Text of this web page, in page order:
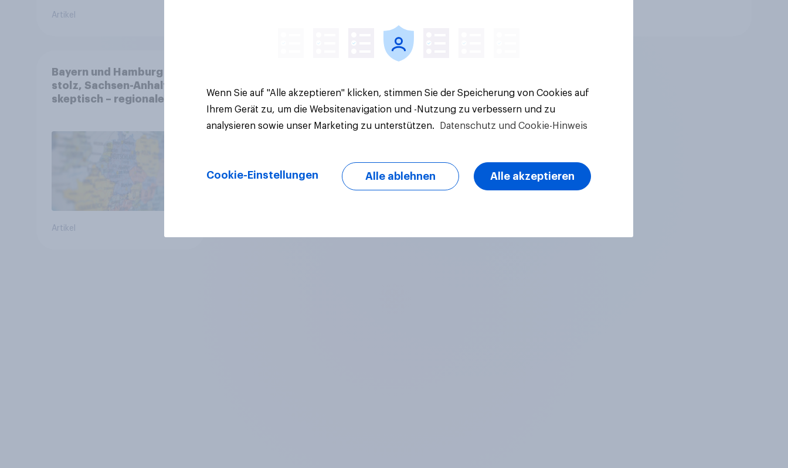
Artikel
Bayern und Hamburg
stolz, Sachsen-Anhalt
skeptisch – regionale
Europa im Osten am
Artikel
Wenn Sie auf "Alle akzeptieren" klicken, stimmen Sie der Speicherung von Cookies auf
Ihrem Gerät zu, um die Websitenavigation und -Nutzung zu verbessern und zu
analysieren sowie unser Marketing zu unterstützen.
Datenschutz und Cookie-Hinweis
Cookie-Einstellungen Alle ablehnen Alle akzeptieren